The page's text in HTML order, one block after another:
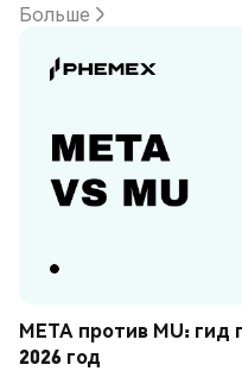
Больше
META против MU:
2026 год